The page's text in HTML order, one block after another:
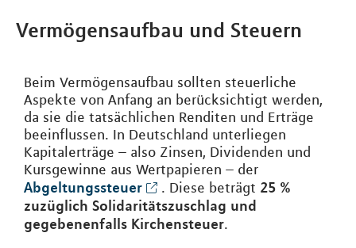
Vermögensaufbau und Steuern
Beim Vermögensaufbau sollten steuerliche
Aspekte von Anfang an berücksichtigt werden,
da sie die tatsächlichen Renditen und Erträge
beeinflussen. In Deutschland unterliegen
Kapitalerträge – also Zinsen, Dividenden und
Kursgewinne aus Wertpapieren – der
Abgeltungssteuer
. Diese beträgt 25 %
zuzüglich Solidaritätszuschlag und
gegebenenfalls Kirchensteuer.